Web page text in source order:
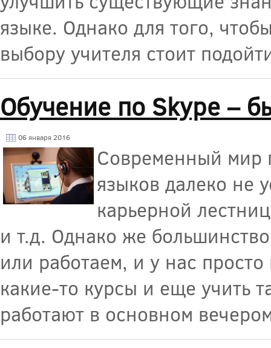
языке. Однако для того,
выбору учителя стоит
Обучение по Skype –
06 января 2016
Современный мир
языков далеко не
карьерной
и т.д. Однако же
или работаем, и у нас
какие-то курсы и еще учить
работают в основном